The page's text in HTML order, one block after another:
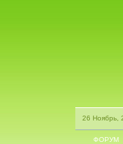
26 Ноябрь,
ФОРУМ